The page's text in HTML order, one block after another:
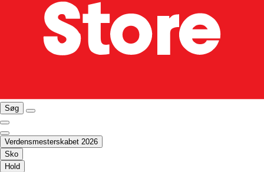
Søg
Verdensmesterskabet 2026
Sko
Hold